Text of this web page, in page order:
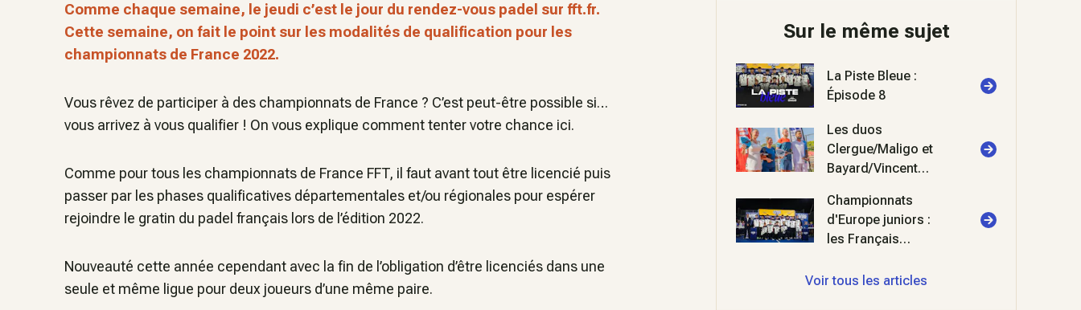
Comme chaque semaine, le jeudi c’est le jour du rendez-vous padel sur fft.fr.
Cette semaine, on fait le point sur les modalités de qualification pour les
championnats de France 2022.
Vous rêvez de participer à des championnats de France ? C’est peut-être possible si…
vous arrivez à vous qualifier ! On vous explique comment tenter votre chance ici.
Comme pour tous les championnats de France FFT, il faut avant tout être licencié puis
passer par les phases qualificatives départementales et/ou régionales pour espérer
rejoindre le gratin du padel français lors de l’édition 2022.
Nouveauté cette année cependant avec la fin de l’obligation d’être licenciés dans une
seule et même ligue pour deux joueurs d’une même paire.
Sur le même sujet
La Piste Bleue :
Épisode 8
Les duos
Clergue/Maligo et
Bayard/Vincent
Cabriès
Championnats
d'Europe juniors :
les Français
Voir tous les articles